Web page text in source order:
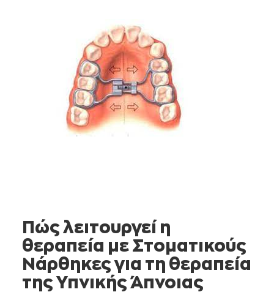
Πώς λειτουργεί η
θεραπεία με Στοματικούς
Νάρθηκες για τη θεραπεία
της Υπνικής Άπνοιας